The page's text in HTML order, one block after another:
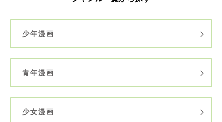
少年漫画
青年漫画
少女漫画